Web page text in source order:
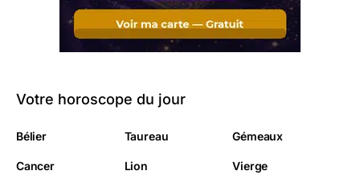
Votre horoscope du jour
Bélier Taureau Gémeaux
Cancer Lion Vierge